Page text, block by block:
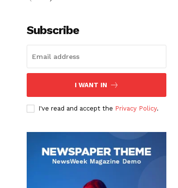
Subscribe
I WANT IN
I've read and accept the Privacy Policy.